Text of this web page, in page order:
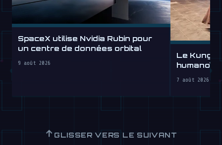
SpaceX utilise Nvidia Rubin pour
un centre de données orbital
9 août 2026
Le Kung
7 août 2026
↑ GLISSER VERS LE SUIVANT